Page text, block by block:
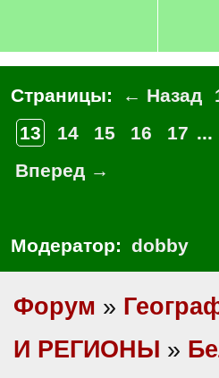
Страницы: ← Назад
13
14 15 16 17 ...
Вперед →
Модератор: dobby
Форум »
И РЕГИОНЫ »